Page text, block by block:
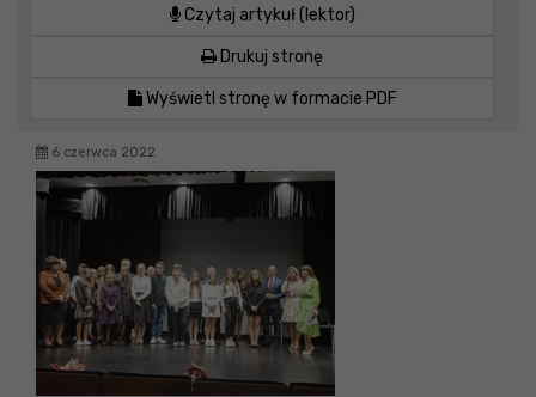
Czytaj artykuł (lektor)
Drukuj stronę
Wyświetl stronę w formacie PDF
6 czerwca 2022